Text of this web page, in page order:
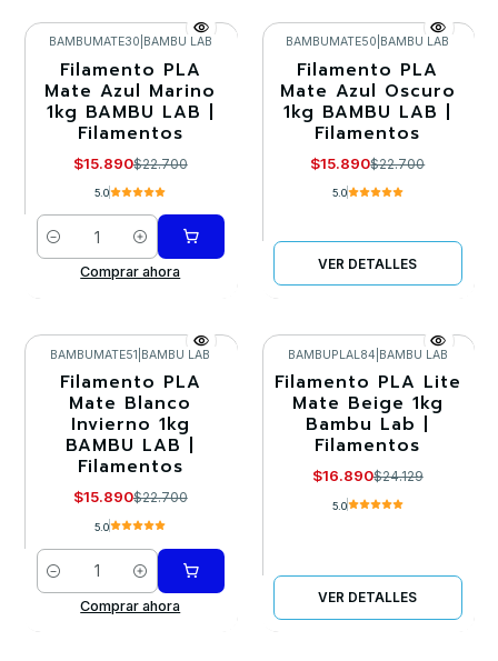
-30%
BAMBUMATE30 BAMBU LAB
Filamento PLA
Mate Azul Marino
1kg BAMBU LAB |
Filamentos
$15.890$22.700
5.0
Cantidad
Comprar ahora
-30%
Agotado
BAMBUMATE50 BAMBU LAB
Filamento PLA
Mate Azul Oscuro
1kg BAMBU LAB |
Filamentos
$15.890$22.700
5.0
VER DETALLES
-30%
BAMBUMATE51 BAMBU LAB
Filamento PLA
Mate Blanco
Invierno 1kg
BAMBU LAB |
Filamentos
$15.890$22.700
5.0
Cantidad
Comprar ahora
-30%
Llega el 20/09/2026
BAMBUPLAL84 BAMBU LAB
Filamento PLA Lite
Mate Beige 1kg
Bambu Lab |
Filamentos
$16.890$24.129
5.0
VER DETALLES